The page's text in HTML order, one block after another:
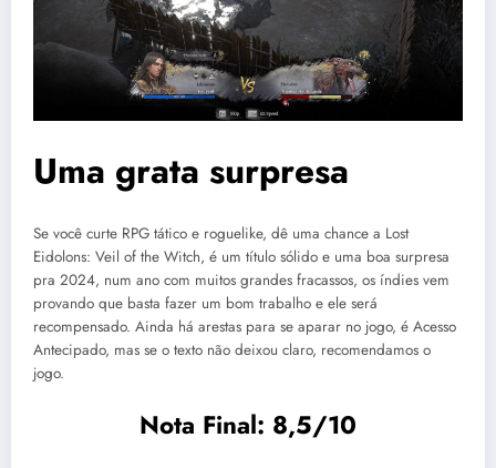
Uma grata surpresa
Se você curte RPG tático e roguelike, dê uma chance a Lost
Eidolons: Veil of the Witch, é um título sólido e uma boa surpresa
pra 2024, num ano com muitos grandes fracassos, os índies vem
provando que basta fazer um bom trabalho e ele será
recompensado. Ainda há arestas para se aparar no jogo, é Acesso
Antecipado, mas se o texto não deixou claro, recomendamos o
jogo.
Nota Final: 8,5/10